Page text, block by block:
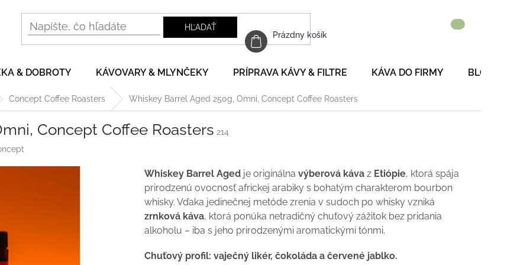
HĽADAŤ
NÁKUPNÝ
KOŠÍK
Prázdny košík
& DOBROTY KÁVOVARY & MLYNČEKY PRÍPRAVA KÁVY & FILTRE KÁVA DO FIRMY BLOG
Concept Coffee Roasters Whiskey Barrel Aged 250g, Omni, Concept Coffee Roasters
Concept Coffee Roasters 214
Whiskey Barrel Aged je originálna výberová káva z Etiópie, ktorá spája
prirodzenú ovocnosť africkej arabiky s bohatým charakterom bourbon
whisky. Vďaka jedinečnej metóde zrenia v sudoch po whisky vzniká
zrnková káva, ktorá ponúka netradičný chuťový zážitok bez pridania
alkoholu – iba s jeho prirodzenými aromatickými tónmi.
Chuťový profil: vaječný likér, čokoláda a červené jablko.